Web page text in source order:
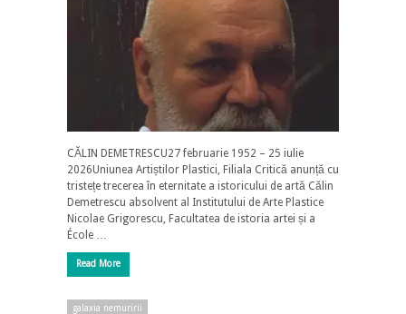
CĂLIN DEMETRESCU27 februarie 1952 – 25 iulie
2026Uniunea Artiștilor Plastici, Filiala Critică anunță cu
tristețe trecerea în eternitate a istoricului de artă Călin
Demetrescu absolvent al Institutului de Arte Plastice
Nicolae Grigorescu, Facultatea de istoria artei și a
École …
Read More
galaxia nemuririi